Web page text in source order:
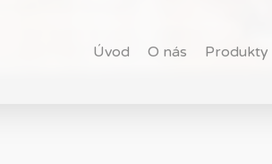
Úvod O nás Produkty